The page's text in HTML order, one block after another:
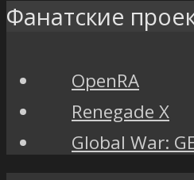
Фанатские
OpenRA
Renegade X
Global War: